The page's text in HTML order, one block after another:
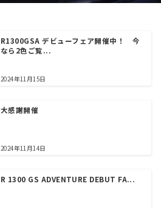
R1300GSA デビューフェア開催中！ 今
なら2色ご覧...
2024年11月15日
大感謝開催
2024年11月14日
R 1300 GS ADVENTURE DEBUT FA...